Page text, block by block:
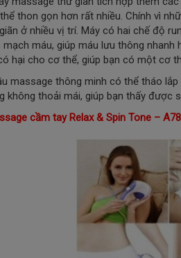
thon gọn hơn rất nhiều. Chính vì
ở nhiều vị trí. Máy có hai chế độ
máu, giúp máu lưu thông
hại cho cơ thể, giúp bạn có một cơ
massage thông minh có thể tháo
không thoải mái, giúp bạn thấy
cầm tay Relax & Spin Tone –